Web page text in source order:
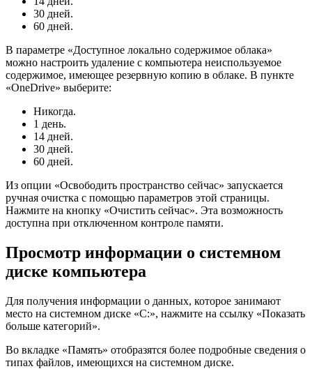
30 дней.
60 дней.
В параметре «Доступное локально содержимое облака»
можно настроить удаление с компьютера неиспользуемое
содержимое, имеющее резервную копию в облаке. В пункте
«OneDrive» выберите:
Никогда.
1 день.
14 дней.
30 дней.
60 дней.
Из опции «Освободить пространство сейчас» запускается
ручная очистка с помощью параметров этой страницы.
Нажмите на кнопку «Очистить сейчас». Эта возможность
доступна при отключенном контроле памяти.
Просмотр информации о системном
диске компьютера
Для получения информации о данных, которое занимают
место на системном диске «С:», нажмите на ссылку «Показать
больше категорий».
Во вкладке «Память» отобразятся более подробные сведения о
типах файлов, имеющихся на системном диске.